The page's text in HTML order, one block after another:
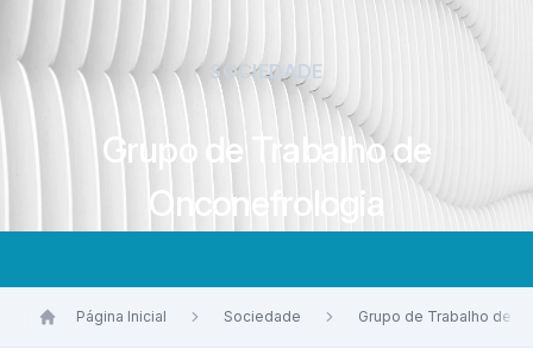
SOCIEDADE
Grupo de Trabalho de
Onconefrologia
Página Inicial Sociedade Grupo de Trabalho de